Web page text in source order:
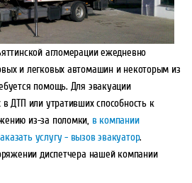
агломерации ежедневно
и легковых автомашин и некоторым из
помощь. Для эвакуации
ДТП или утративших способность к
из-за поломки, в компании
услугу - вызов эвакуатор.
диспетчера нашей компании